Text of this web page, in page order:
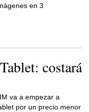
en 3
costará
va a empezar a
por un precio menor